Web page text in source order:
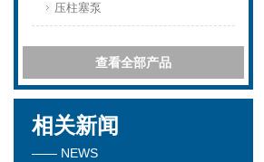
压柱塞泵
查看全部产品
相关新闻
—— NEWS